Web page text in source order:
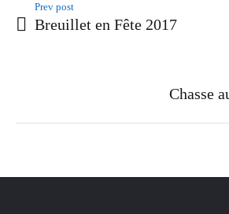
Prev post
Breuillet en Fête 2017
Chasse